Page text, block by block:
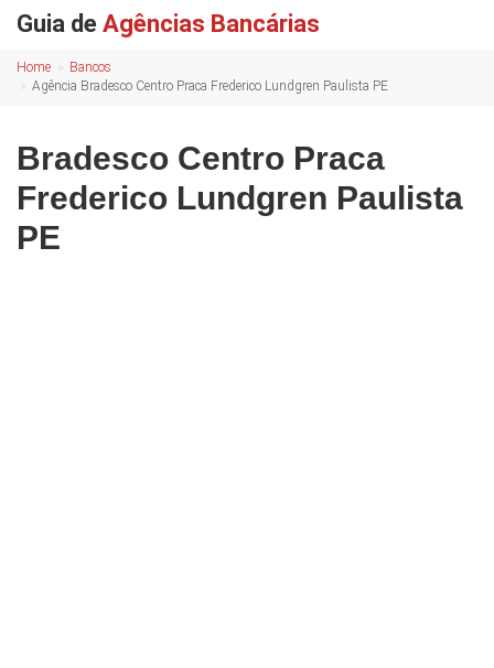
Guia de Agências Bancárias
Home
Bancos
Agência Bradesco Centro Praca Frederico Lundgren Paulista PE
Bradesco Centro Praca
Frederico Lundgren Paulista
PE